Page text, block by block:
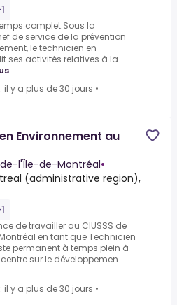
complet.Sous la
de service de la prévention
le technicien en
ses activités relatives à la
il y a plus de 30 jours •
Environnement au
de-l'Île-de-Montréal•
(administrative region),
de travailler au CIUSSS de
en tant que Technicien
permanent à temps plein à
sur le développemen...
il y a plus de 30 jours •